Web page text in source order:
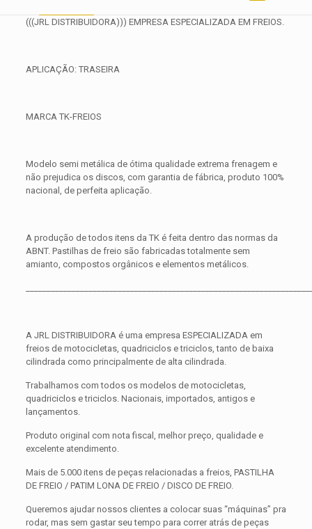
(((JRL DISTRIBUIDORA))) EMPRESA ESPECIALIZADA EM FREIOS.
APLICAÇÃO: TRASEIRA
MARCA TK-FREIOS
Modelo semi metálica de ótima qualidade extrema frenagem e
não prejudica os discos, com garantia de fábrica, produto 100%
nacional, de perfeita aplicação.
A produção de todos itens da TK é feita dentro das normas da
ABNT. Pastilhas de freio são fabricadas totalmente sem
amianto, compostos orgânicos e elementos metálicos.
A JRL DISTRIBUIDORA é uma empresa ESPECIALIZADA em
freios de motocicletas, quadriciclos e triciclos, tanto de baixa
cilindrada como principalmente de alta cilindrada.
Trabalhamos com todos os modelos de motocicletas,
quadriciclos e triciclos. Nacionais, importados, antigos e
lançamentos.
Produto original com nota fiscal, melhor preço, qualidade e
excelente atendimento.
Mais de 5.000 itens de peças relacionadas a freios, PASTILHA
DE FREIO / PATIM LONA DE FREIO / DISCO DE FREIO.
Queremos ajudar nossos clientes a colocar suas “máquinas” pra
rodar, mas sem gastar seu tempo para correr atrás de peças